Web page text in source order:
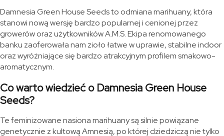
Damnesia Green House Seeds to odmiana marihuany, która
stanowi nową wersję bardzo popularnej i cenionej przez
growerów oraz użytkowników A.M.S. Ekipa renomowanego
banku zaoferowała nam zioło łatwe w uprawie, stabilne indoor
oraz wyróżniające się bardzo atrakcyjnym profilem smakowo-
aromatycznym.
Co warto wiedzieć o Damnesia Green House
Seeds?
Te feminizowane nasiona marihuany są silnie powiązane
genetycznie z kultową Amnesią, po której dziedziczą nie tylko